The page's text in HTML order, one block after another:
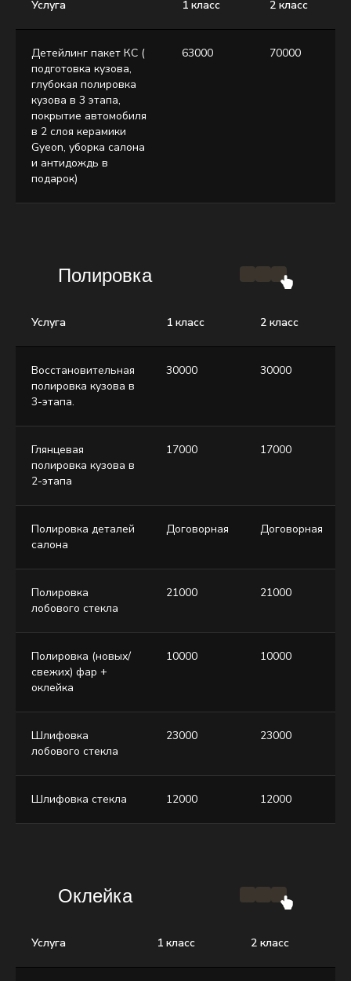
Услуга 1 класс 2 класс
Детейлинг пакет КС (
подготовка кузова,
глубокая полировка
кузова в 3 этапа,
покрытие автомобиля
в 2 слоя керамики
Gyeon, уборка салона
и антидождь в
подарок)
63000 70000
Полировка
Услуга 1 класс 2 класс
Восстановительная
полировка кузова в
3-этапа.
30000 30000
Глянцевая
полировка кузова в
2-этапа
17000 17000
Полировка деталей
салона
Договорная Договорная
Полировка
лобового стекла
21000 21000
Полировка (новых/
свежих) фар +
оклейка
10000 10000
Шлифовка
лобового стекла
23000 23000
Шлифовка стекла 12000 12000
Оклейка
Услуга 1 класс 2 класс